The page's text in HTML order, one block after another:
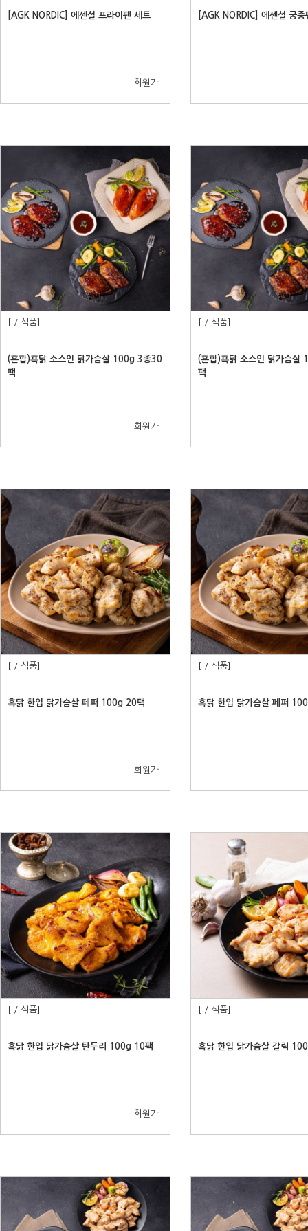
[AGK NORDIC] 에센셜 프라이팬 세트
회원가
[AGK NORDIC] 에센셜 궁
[ / 식품]
(혼합)흑닭 소스인 닭가슴살 100g 3종30
팩
회원가
[ / 식품]
(혼합)흑닭 소스인 닭가슴살
팩
[ / 식품]
흑닭 한입 닭가슴살 페퍼 100g 20팩
회원가
[ / 식품]
흑닭 한입 닭가슴살 페퍼
[ / 식품]
흑닭 한입 닭가슴살 탄두리 100g 10팩
회원가
[ / 식품]
흑닭 한입 닭가슴살 갈릭